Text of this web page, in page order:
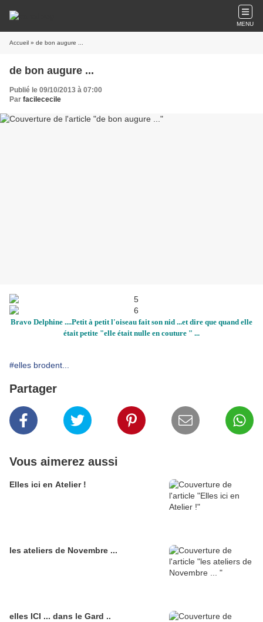
MENU
Accueil » de bon augure ...
de bon augure ...
Publié le 09/10/2013 à 07:00
Par facilececile
Bravo Delphine ....Petit à petit l'oiseau fait son nid ...et dire que quand elle
était petite "elle était nulle en couture " ...
#elles brodent...
Partager
Vous aimerez aussi
Elles ici en Atelier !
les ateliers de Novembre ...
elles ICI ... dans le Gard ..